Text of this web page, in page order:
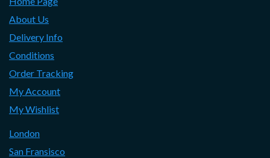
About Us
Delivery Info
Conditions
Order Tracking
My Account
My Wishlist
London
San Fransisco